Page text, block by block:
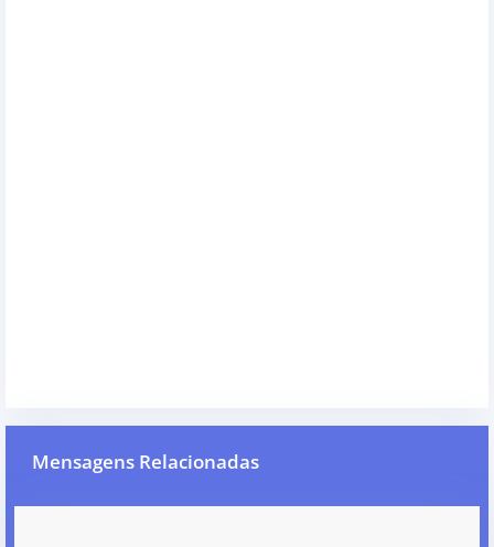
Mensagens Relacionadas